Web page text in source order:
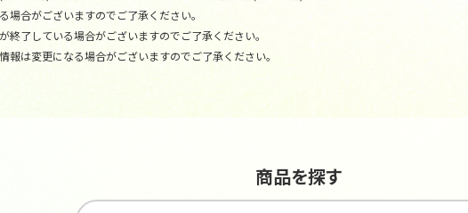
合がございますのでご了承ください。
了している場合がございますのでご了承ください。
は変更になる場合がございますのでご了承ください。
商品を探す